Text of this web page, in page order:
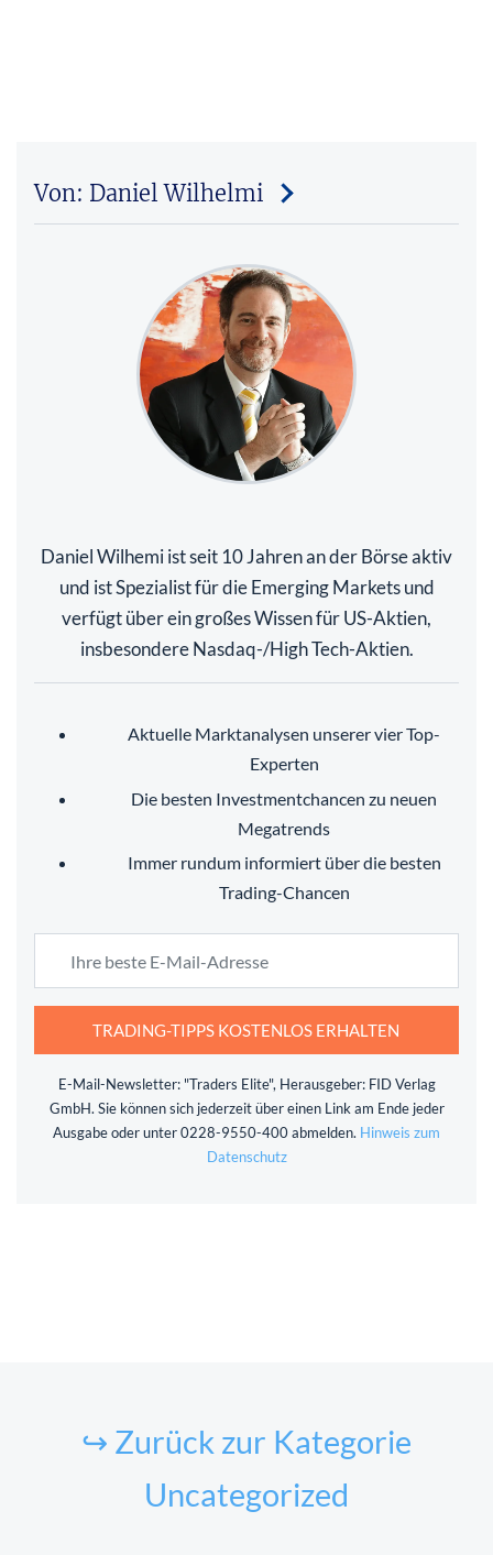
Von: Daniel Wilhelmi
Daniel Wilhemi ist seit 10 Jahren an der Börse aktiv
und ist Spezialist für die Emerging Markets und
verfügt über ein großes Wissen für US-Aktien,
insbesondere Nasdaq-/High Tech-Aktien.
Aktuelle Marktanalysen unserer vier Top-
Experten
Die besten Investmentchancen zu neuen
Megatrends
Immer rundum informiert über die besten
Trading-Chancen
TRADING-TIPPS KOSTENLOS ERHALTEN
E-Mail-Newsletter: "Traders Elite", Herausgeber: FID Verlag
GmbH. Sie können sich jederzeit über einen Link am Ende jeder
Ausgabe oder unter 0228-9550-400 abmelden. Hinweis zum
Datenschutz
↪ Zurück zur Kategorie
Uncategorized